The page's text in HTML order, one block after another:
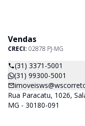
Vendas
CRECI: 02878 PJ-MG
(31) 3371-5001
(31) 99300-5001
Rua Paracatu, 1026,
MG - 30180-091